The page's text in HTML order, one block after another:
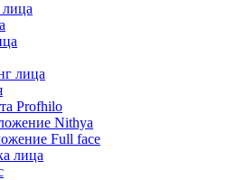
лица
лица
Profhilo
Nithya
Full face
лица